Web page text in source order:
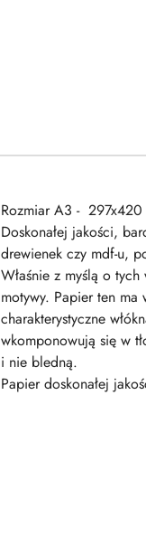
Rozmiar A3 -
Doskonałej jakości,
drewienek czy mdf-u,
Właśnie z myślą o
motywy. Papier ten ma
charakterystyczne
wkomponowują się w
i nie bledną.
Papier doskonałej